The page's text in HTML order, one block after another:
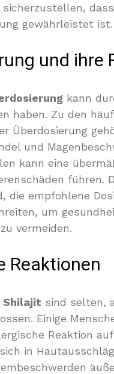
gewährleistet ist.
und ihre
kann
haben. Zu den
Überdosierung
und
kann eine
führen.
die empfohlene
um
vermeiden.
Reaktionen
Shilajit sind selten,
Einige
Reaktion
in